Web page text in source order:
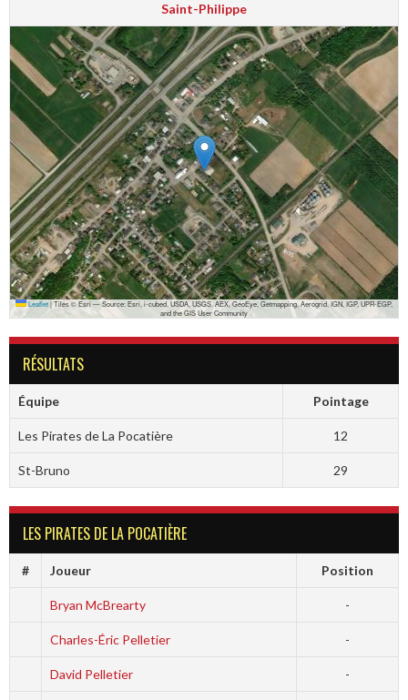
Saint-Philippe
Leaflet|Tiles © Esri — Source: Esri, i-cubed, USDA, USGS, AEX, GeoEye, Getmapping, Aerogrid, IGN, IGP, UPR-EGP,
and the GIS User Community
RÉSULTATS
Équipe Pointage
Les Pirates de La Pocatière 12
St-Bruno 29
LES PIRATES DE LA POCATIÈRE
# Joueur Position
Bryan McBrearty -
Charles-Éric Pelletier -
David Pelletier -